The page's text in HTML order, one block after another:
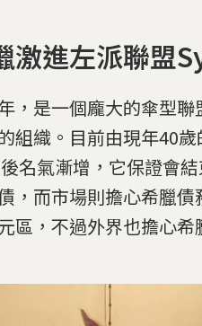
激進左派聯盟
，是一個龐大的傘型
組織。目前由現年40
名氣漸增，它保證會
，而市場則擔心希臘
區，不過外界也擔心希